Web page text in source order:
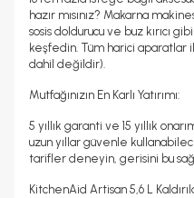
hazır mısınız? Makarna
sosis doldurucu ve buz kırıcı
keşfedin. Tüm harici aparatlar
dahil değildir).
Mutfağınızın En Karlı Yatırımı:
5 yıllık garanti ve 15 yıllık
uzun yıllar güvenle
tarifler deneyin, gerisini bu
KitchenAid Artisan 5,6 L